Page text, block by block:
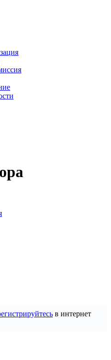
в интернет